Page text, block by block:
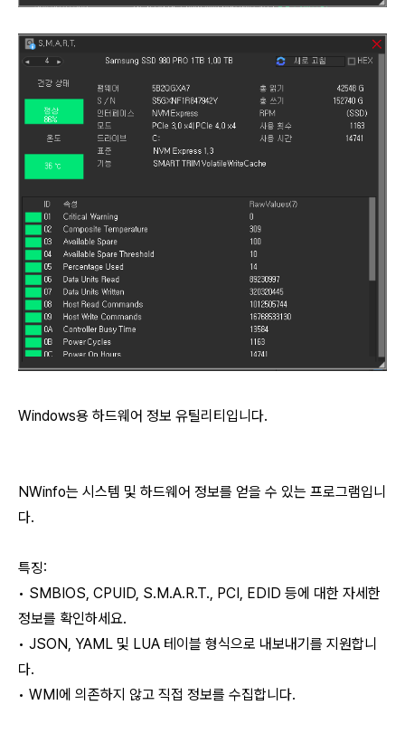
Windows용 하드웨어 정보 유틸리티입니다.
NWinfo는 시스템 및 하드웨어 정보를 얻을 수 있는 프로그램입니
다.
특징:
• SMBIOS, CPUID, S.M.A.R.T., PCI, EDID 등에 대한 자세한
정보를 확인하세요.
• JSON, YAML 및 LUA 테이블 형식으로 내보내기를 지원합니
다.
• WMI에 의존하지 않고 직접 정보를 수집합니다.